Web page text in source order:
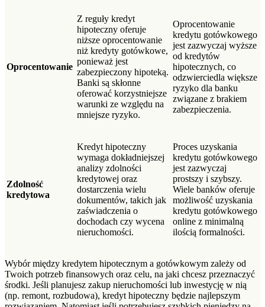
Oprocentowanie
Z reguły kredyt
hipoteczny oferuje
niższe oprocentowanie
niż kredyty gotówkowe,
ponieważ jest
zabezpieczony hipoteką.
Banki są skłonne
oferować korzystniejsze
warunki ze względu na
mniejsze ryzyko.
Oprocentowanie
kredytu gotówkowego
jest zazwyczaj wyższe
od kredytów
hipotecznych, co
odzwierciedla większe
ryzyko dla banku
związane z brakiem
zabezpieczenia.
Zdolność
kredytowa
Kredyt hipoteczny
wymaga dokładniejszej
analizy zdolności
kredytowej oraz
dostarczenia wielu
dokumentów, takich jak
zaświadczenia o
dochodach czy wycena
nieruchomości.
Proces uzyskania
kredytu gotówkowego
jest zazwyczaj
prostszy i szybszy.
Wiele banków oferuje
możliwość uzyskania
kredytu gotówkowego
online z minimalną
ilością formalności.
Wybór między kredytem hipotecznym a gotówkowym zależy od
Twoich potrzeb finansowych oraz celu, na jaki chcesz przeznaczyć
środki. Jeśli planujesz zakup nieruchomości lub inwestycję w nią
(np. remont, rozbudowa), kredyt hipoteczny będzie najlepszym